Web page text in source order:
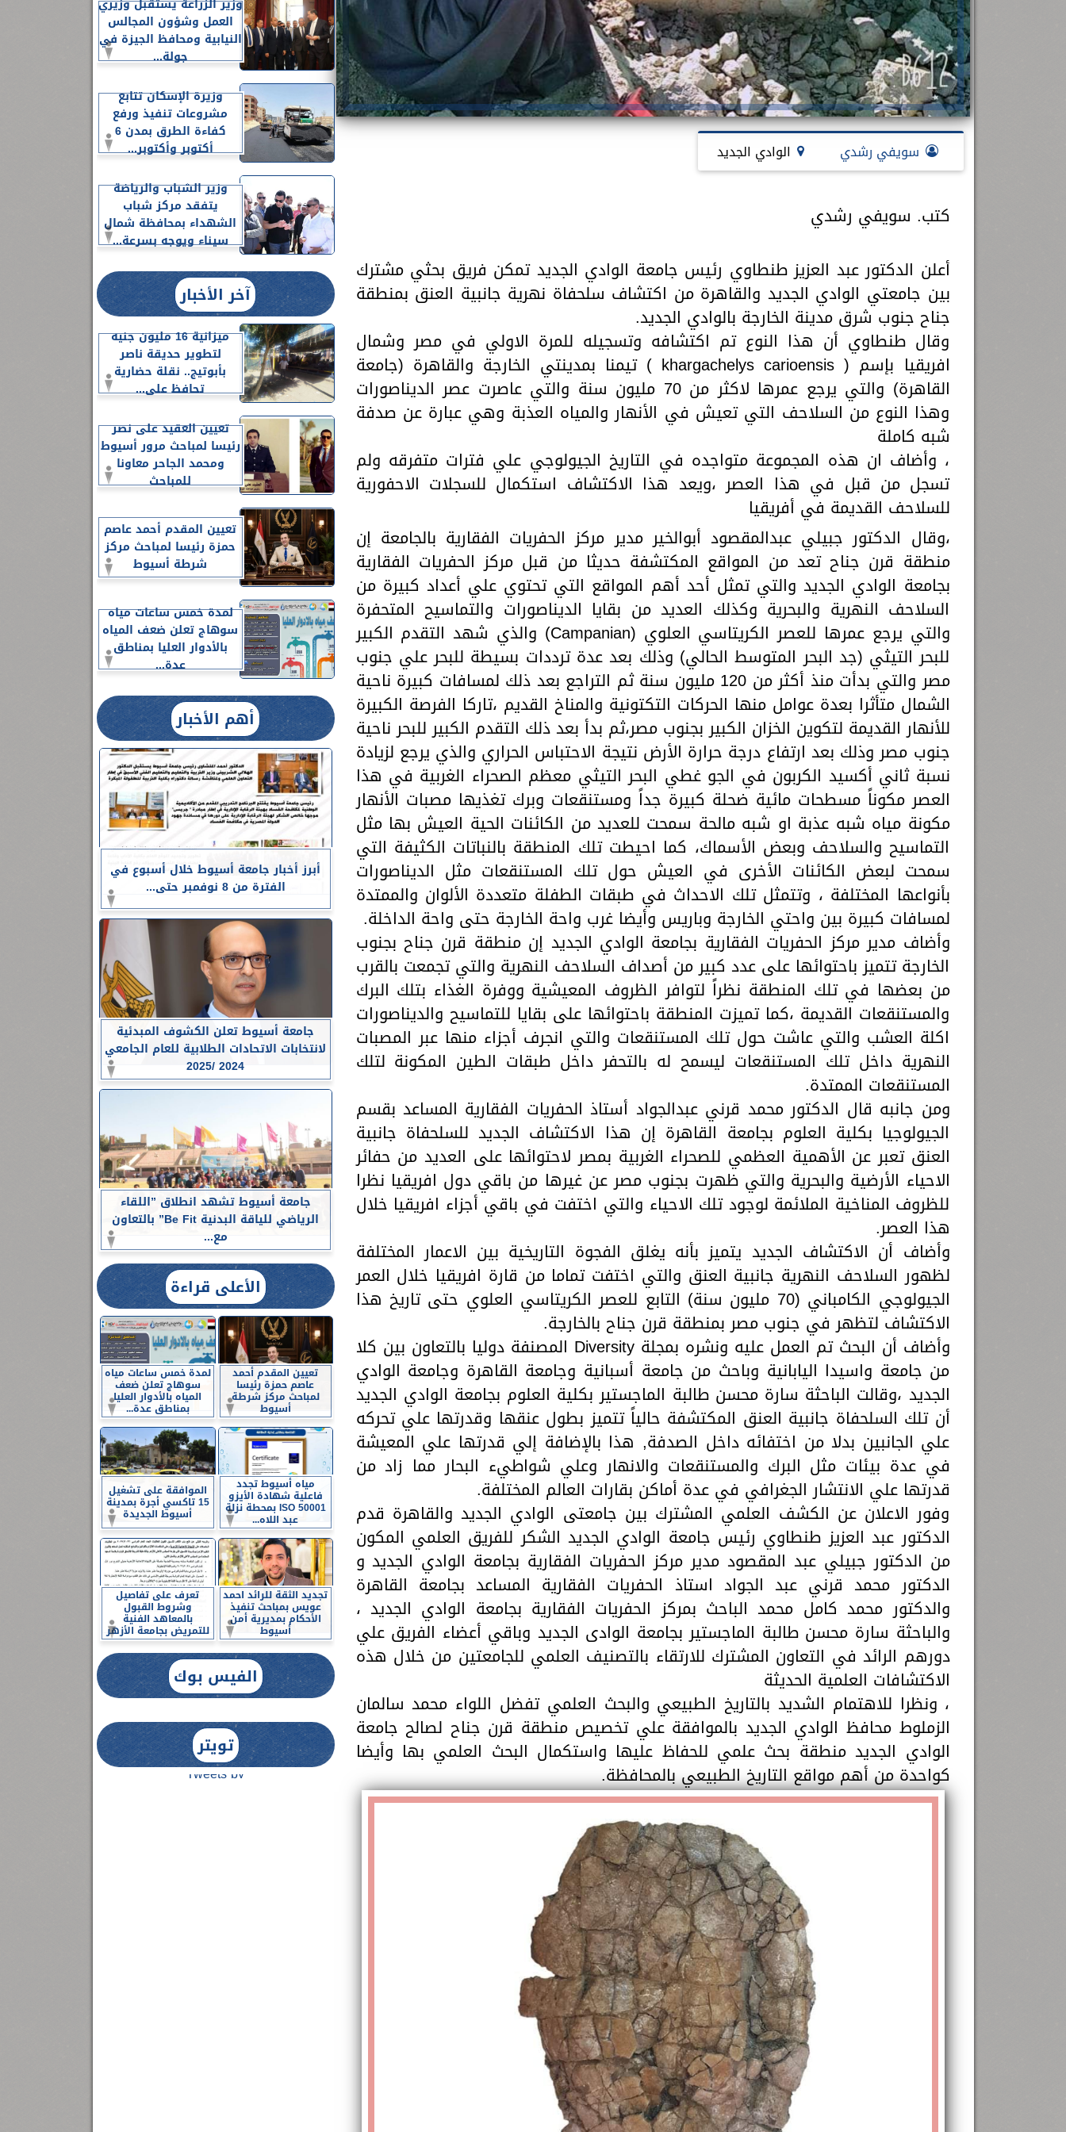
سويفي رشدي الوادي الجديد
كتب. سويفي رشدي
أعلن الدكتور عبد العزيز طنطاوي رئيس جامعة الوادي الجديد تمكن فريق بحثي مشترك
بين جامعتي الوادي الجديد والقاهرة من اكتشاف سلحفاة نهرية جانبية العنق بمنطقة
جناح جنوب شرق مدينة الخارجة بالوادي الجديد.
وقال طنطاوي أن هذا النوع تم اكتشافه وتسجيله للمرة الاولي في مصر وشمال
افريقيا بإسم ( khargachelys carioensis ) تيمنا بمدينتي الخارجة والقاهرة (جامعة
القاهرة) والتي يرجع عمرها لاكثر من 70 مليون سنة والتي عاصرت عصر الديناصورات
وهذا النوع من السلاحف التي تعيش في الأنهار والمياه العذبة وهي عبارة عن صدفة
شبه كاملة
، وأضاف ان هذه المجموعة متواجده في التاريخ الجيولوجي علي فترات متفرقه ولم
تسجل من قبل في هذا العصر ،ويعد هذا الاكتشاف استكمال للسجلات الاحفورية
للسلاحف القديمة في أفريقيا
،وقال الدكتور جبيلي عبدالمقصود أبوالخير مدير مركز الحفريات الفقارية بالجامعة إن
منطقة قرن جناح تعد من المواقع المكتشفة حديثا من قبل مركز الحفريات الفقارية
بجامعة الوادي الجديد والتي تمثل أحد أهم المواقع التي تحتوي علي أعداد كبيرة من
السلاحف النهرية والبحرية وكذلك العديد من بقايا الديناصورات والتماسيح المتحفرة
والتي يرجع عمرها للعصر الكريتاسي العلوي (Campanian) والذي شهد التقدم الكبير
للبحر التيثي (جد البحر المتوسط الحالي) وذلك بعد عدة ترددات بسيطة للبحر علي جنوب
مصر والتي بدأت منذ أكثر من 120 مليون سنة ثم التراجع بعد ذلك لمسافات كبيرة ناحية
الشمال متأثرا بعدة عوامل منها الحركات التكتونية والمناخ القديم ،تاركا الفرصة الكبيرة
للأنهار القديمة لتكوين الخزان الكبير بجنوب مصر،ثم بدأ بعد ذلك التقدم الكبير للبحر ناحية
جنوب مصر وذلك بعد ارتفاع درجة حرارة الأرض نتيجة الاحتباس الحراري والذي يرجع لزيادة
نسبة ثاني أكسيد الكربون في الجو غطي البحر التيثي معظم الصحراء الغربية في هذا
العصر مكوناً مسطحات مائية ضحلة كبيرة جداً ومستنقعات وبرك تغذيها مصبات الأنهار
مكونة مياه شبه عذبة او شبه مالحة سمحت للعديد من الكائنات الحية العيش بها مثل
التماسيح والسلاحف وبعض الأسماك، كما احيطت تلك المنطقة بالنباتات الكثيفة التي
سمحت لبعض الكائنات الأخرى في العيش حول تلك المستنقعات مثل الديناصورات
بأنواعها المختلفة ، وتتمثل تلك الاحداث في طبقات الطفلة متعددة الألوان والممتدة
لمسافات كبيرة بين واحتي الخارجة وباريس وأيضا غرب واحة الخارجة حتى واحة الداخلة.
وأضاف مدير مركز الحفريات الفقارية بجامعة الوادي الجديد إن منطقة قرن جناح بجنوب
الخارجة تتميز باحتوائها على عدد كبير من أصداف السلاحف النهرية والتي تجمعت بالقرب
من بعضها في تلك المنطقة نظراً لتوافر الظروف المعيشية ووفرة الغذاء بتلك البرك
والمستنقعات القديمة ،كما تميزت المنطقة باحتوائها على بقايا للتماسيح والديناصورات
اكلة العشب والتي عاشت حول تلك المستنقعات والتي انجرف أجزاء منها عبر المصبات
النهرية داخل تلك المستنقعات ليسمح له بالتحفر داخل طبقات الطين المكونة لتلك
المستنقعات الممتدة.
ومن جانبه قال الدكتور محمد قرني عبدالجواد أستاذ الحفريات الفقارية المساعد بقسم
الجيولوجيا بكلية العلوم بجامعة القاهرة إن هذا الاكتشاف الجديد للسلحفاة جانبية
العنق تعبر عن الأهمية العظمي للصحراء الغربية بمصر لاحتوائها على العديد من حفائر
الاحياء الأرضية والبحرية والتي ظهرت بجنوب مصر عن غيرها من باقي دول افريقيا نظرا
للظروف المناخية الملائمة لوجود تلك الاحياء والتي اختفت في باقي أجزاء افريقيا خلال
هذا العصر.
وأضاف أن الاكتشاف الجديد يتميز بأنه يغلق الفجوة التاريخية بين الاعمار المختلفة
لظهور السلاحف النهرية جانبية العنق والتي اختفت تماما من قارة افريقيا خلال العمر
الجيولوجي الكامباني (70 مليون سنة) التابع للعصر الكريتاسي العلوي حتى تاريخ هذا
الاكتشاف لتظهر في جنوب مصر بمنطقة قرن جناح بالخارجة.
وأضاف أن البحث تم العمل عليه ونشره بمجلة Diversity المصنفة دوليا بالتعاون بين كلا
من جامعة واسيدا اليابانية وباحث من جامعة أسبانية وجامعة القاهرة وجامعة الوادي
الجديد ،وقالت الباحثة سارة محسن طالبة الماجستير بكلية العلوم بجامعة الوادي الجديد
أن تلك السلحفاة جانبية العنق المكتشفة حالياً تتميز بطول عنقها وقدرتها علي تحركه
علي الجانبين بدلا من اختفائه داخل الصدفة, هذا بالإضافة إلي قدرتها علي المعيشة
في عدة بيئات مثل البرك والمستنقعات والانهار وعلي شواطيء البحار مما زاد من
قدرتها علي الانتشار الجغرافي في عدة أماكن بقارات العالم المختلفة.
وفور الاعلان عن الكشف العلمي المشترك بين جامعتى الوادي الجديد والقاهرة قدم
الدكتور عبد العزيز طنطاوي رئيس جامعة الوادي الجديد الشكر للفريق العلمي المكون
من الدكتور جبيلي عبد المقصود مدير مركز الحفريات الفقارية بجامعة الوادي الجديد و
الدكتور محمد قرني عبد الجواد استاذ الحفريات الفقارية المساعد بجامعة القاهرة
والدكتور محمد كامل محمد الباحث بمركز الحفريات الفقارية بجامعة الوادي الجديد ،
والباحثة سارة محسن طالبة الماجستير بجامعة الوادى الجديد وباقي أعضاء الفريق علي
دورهم الرائد في التعاون المشترك للارتقاء بالتصنيف العلمي للجامعتين من خلال هذه
الاكتشافات العلمية الحديثة
، ونظرا للاهتمام الشديد بالتاريخ الطبيعي والبحث العلمي تفضل اللواء محمد سالمان
الزملوط محافظ الوادي الجديد بالموافقة علي تخصيص منطقة قرن جناح لصالح جامعة
الوادي الجديد منطقة بحث علمي للحفاظ عليها واستكمال البحث العلمي بها وأيضا
كواحدة من أهم مواقع التاريخ الطبيعي بالمحافظة.
وزير الزراعة يستقبل وزيري
العمل وشؤون المجالس
النيابية ومحافظ الجيزة في
جولة...
وزيرة الإسكان تتابع
مشروعات تنفيذ ورفع
كفاءة الطرق بمدن 6
أكتوبر وأكتوبر...
وزير الشباب والرياضة
يتفقد مركز شباب
الشهداء بمحافظة شمال
سيناء ويوجه بسرعة...
آخر الأخبار
ميزانية 16 مليون جنيه
لتطوير حديقة ناصر
بأبوتيج.. نقلة حضارية
تحافظ على...
تعيين العقيد على نصر
رئيسا لمباحث مرور أسيوط
ومحمد الجاحر معاونا
للمباحث
تعيين المقدم أحمد عاصم
حمزة رئيسا لمباحث مركز
شرطة أسيوط
لمدة خمس ساعات مياه
سوهاج تعلن ضعف المياه
بالأدوار العليا بمناطق
عدة...
أهم الأخبار
أبرز أخبار جامعة أسيوط خلال أسبوع في
الفترة من 8 نوفمبر حتى...
جامعة أسيوط تعلن الكشوف المبدئية
لانتخابات الاتحادات الطلابية للعام الجامعي
2024 /2025
جامعة أسيوط تشهد انطلاق ”اللقاء
الرياضي للياقة البدنية Be Fit” بالتعاون
مع...
الأعلى قراءة
تعيين المقدم أحمد
عاصم حمزة رئيسا
لمباحث مركز شرطة
أسيوط
لمدة خمس ساعات مياه
سوهاج تعلن ضعف
المياه بالأدوار العليا
بمناطق عدة...
مياه أسيوط تجدد
فاعلية شهادة الأيزو
ISO 50001 بمحطة نزلة
عبد اللاه...
الموافقة على تشغيل
15 تاكسي أجرة بمدينة
أسيوط الجديدة
تجديد الثقة للرائد احمد
عويس بمباحث تنفيذ
الأحكام بمديرية أمن
أسيوط
تعرف على تفاصيل
وشروط القبول
بالمعاهد الفنية
للتمريض بجامعة الأزهر
الفيس بوك
تويتر
Tweets by